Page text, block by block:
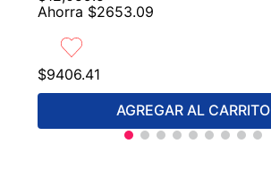
Ahorra $2653.09
$9406.41
AGREGAR AL CARRITO